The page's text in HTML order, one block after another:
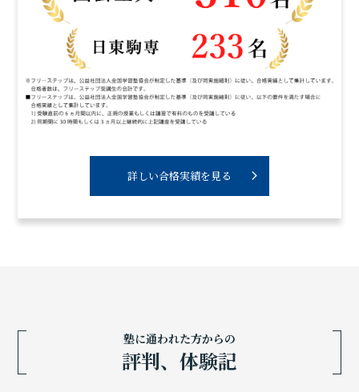
詳しい合格実績を見る
塾に通われた方からの
評判、体験記